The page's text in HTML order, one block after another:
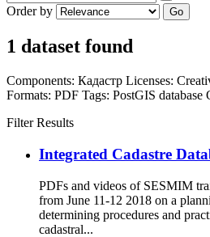
Order by Go
1 dataset found
Components: Кадастр Licenses:
Formats: PDF Tags: PostGIS database
Filter Results
Integrated Cadastre
PDFs and videos of SESMIM
from June 11-12 2018 on a
determining procedures and
cadastral...